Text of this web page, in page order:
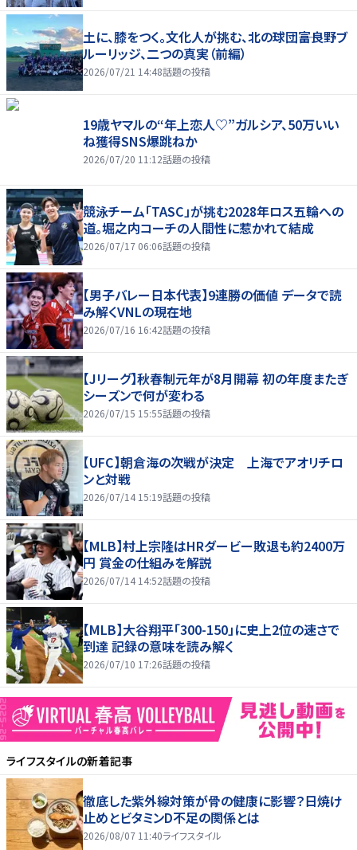
土に、膝をつく。文化人が挑む、北の球団――富良野ブ
ルーリッジ、二つの真実（前編）
2026/07/21 14:48話題の投稿
19歳ヤマルの“年上恋人♡”ガルシア、50万いい
ね獲得SNS爆跳ねか
2026/07/20 11:12話題の投稿
競泳チーム「TASC」が挑む2028年ロス五輪への
道。堀之内コーチの人間性に惹かれて結成
2026/07/17 06:06話題の投稿
【男子バレー日本代表】9連勝の価値 データで読
み解くVNLの現在地
2026/07/16 16:42話題の投稿
【Jリーグ】秋春制元年が8月開幕 初の年度またぎ
シーズンで何が変わる
2026/07/15 15:55話題の投稿
【UFC】朝倉海の次戦が決定 上海でアオリチロ
ンと対戦
2026/07/14 15:19話題の投稿
【MLB】村上宗隆はHRダービー敗退も約2400万
円 賞金の仕組みを解説
2026/07/14 14:52話題の投稿
【MLB】大谷翔平「300-150」に史上2位の速さで
到達 記録の意味を読み解く
2026/07/10 17:26話題の投稿
ライフスタイルの新着記事
徹底した紫外線対策が骨の健康に影響？日焼け
止めとビタミンD不足の関係とは
2026/08/07 11:40ライフスタイル